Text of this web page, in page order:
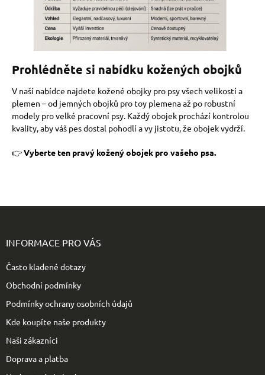
Prohlédněte si nabídku kožených obojků
V naší nabídce najdete kožené obojky pro psy všech velikostí a
plemen – od jemných obojků pro toy plemena až po robustní
modely pro velké pracovní psy. Každý obojek prochází kontrolou
kvality, aby váš pes dostal pohodlí a vy jistotu, že obojek vydrží.
👉Vyberte ten pravý kožený obojek pro vašeho psa.
INFORMACE PRO VÁS
Často kladené dotazy
Obchodní podmínky
Podmínky ochrany osobních údajů
Kde koupíte naše produkty
Naši zákazníci
Doprava a platba